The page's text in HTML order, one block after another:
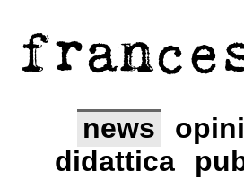
news
didattica